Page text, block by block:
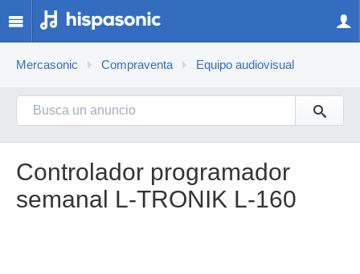
Mercasonic Compraventa Equipo audiovisual
Controlador programador
semanal L-TRONIK L-160